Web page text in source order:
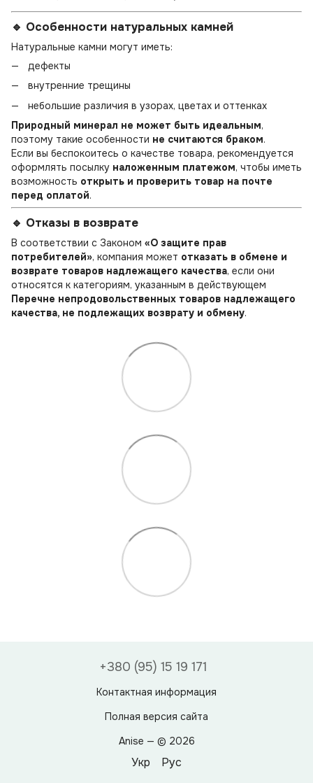
🔹 Особенности натуральных камней
Натуральные камни могут иметь:
дефекты
внутренние трещины
небольшие различия в узорах, цветах и оттенках
Природный минерал не может быть идеальным,
поэтому такие особенности не считаются браком.
Если вы беспокоитесь о качестве товара, рекомендуется
оформлять посылку наложенным платежом, чтобы иметь
возможность открыть и проверить товар на почте
перед оплатой.
🔹 Отказы в возврате
В соответствии с Законом «О защите прав
потребителей», компания может отказать в обмене и
возврате товаров надлежащего качества, если они
относятся к категориям, указанным в действующем
Перечне непродовольственных товаров надлежащего
качества, не подлежащих возврату и обмену.
+380 (95) 15 19 171
Контактная информация
Полная версия сайта
Anise — © 2026
Укр Рус